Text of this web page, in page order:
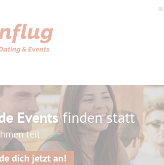
Eventsfinden statt
teil
dich jetzt an!